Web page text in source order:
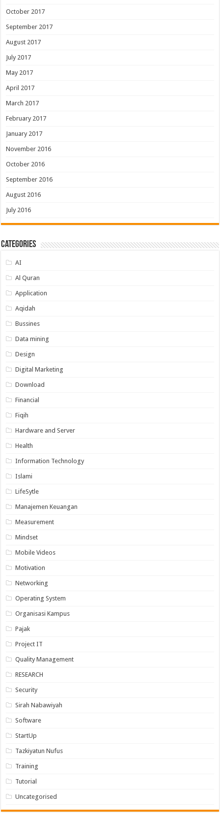
October 2017
September 2017
August 2017
July 2017
May 2017
April 2017
March 2017
February 2017
January 2017
November 2016
October 2016
September 2016
August 2016
July 2016
Categories
AI
Al Quran
Application
Aqidah
Bussines
Data mining
Design
Digital Marketing
Download
Financial
Fiqih
Hardware and Server
Health
Information Technology
Islami
LifeSytle
Manajemen Keuangan
Measurement
Mindset
Mobile Videos
Motivation
Networking
Operating System
Organisasi Kampus
Pajak
Project IT
Quality Management
RESEARCH
Security
Sirah Nabawiyah
Software
StartUp
Tazkiyatun Nufus
Training
Tutorial
Uncategorised